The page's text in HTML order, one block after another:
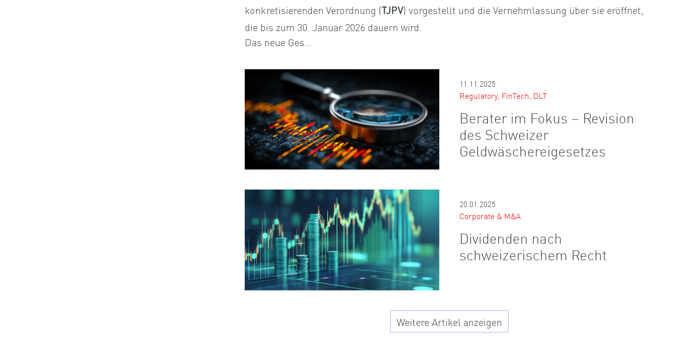
konkretisierenden Verordnung ( TJPV) vorgestellt und die Vernehmlassung über sie eröffnet,
die bis zum 30. Januar 2026 dauern wird.
Das neue Ges…
11.11.2025
Regulatory, FinTech, DLT
Berater im Fokus – Revision
des Schweizer
Geldwäschereigesetzes
20.01.2025
Corporate & M&A
Dividenden nach
schweizerischem Recht
Weitere Artikel anzeigen